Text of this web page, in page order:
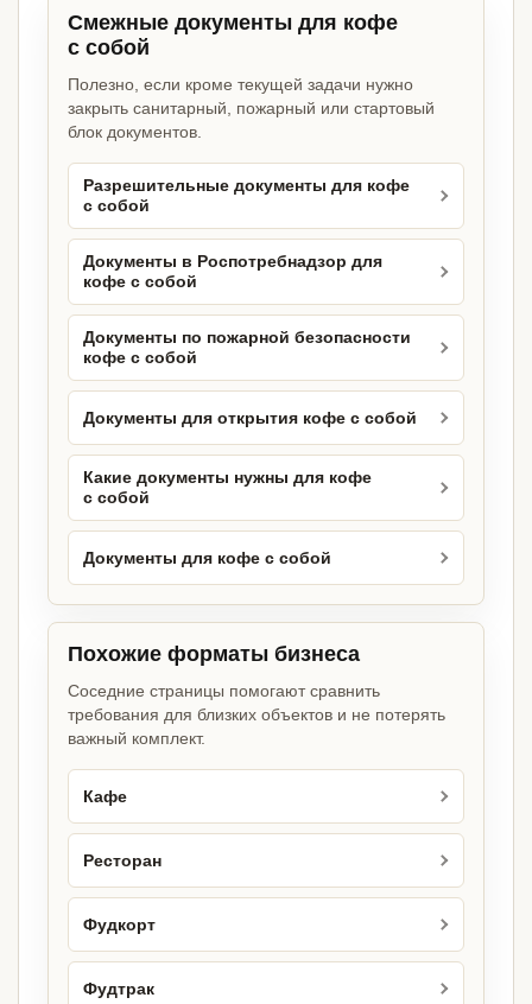
Смежные документы для кофе
с собой
Полезно, если кроме текущей задачи нужно
закрыть санитарный, пожарный или стартовый
блок документов.
Разрешительные документы для кофе
с собой
Документы в Роспотребнадзор для
кофе с собой
Документы по пожарной безопасности
кофе с собой
Документы для открытия кофе с собой
Какие документы нужны для кофе
с собой
Документы для кофе с собой
Похожие форматы бизнеса
Соседние страницы помогают сравнить
требования для близких объектов и не потерять
важный комплект.
Кафе
Ресторан
Фудкорт
Фудтрак